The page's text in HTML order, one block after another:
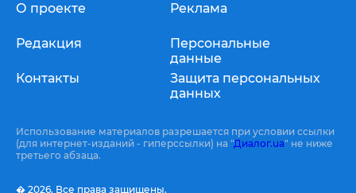
О проекте
Редакция
Контакты
Реклама
Персональные
данные
Защита персональных
данных
Использование материалов разрешается при условии ссылки
(для интернет-изданий - гиперссылки) на "Диалог.ua" не ниже
третьего абзаца.
� 2026, Все права защищены.